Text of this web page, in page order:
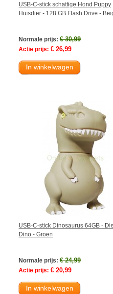
USB-C-stick schattige Hond Puppy
Huisdier - 128 GB Flash Drive -
Normale prijs: € 30,99
Actie prijs: € 26,99
In winkelwagen
USB-C-stick Dinosaurus 64GB -
Dino - Groen
Normale prijs: € 24,99
Actie prijs: € 20,99
In winkelwagen